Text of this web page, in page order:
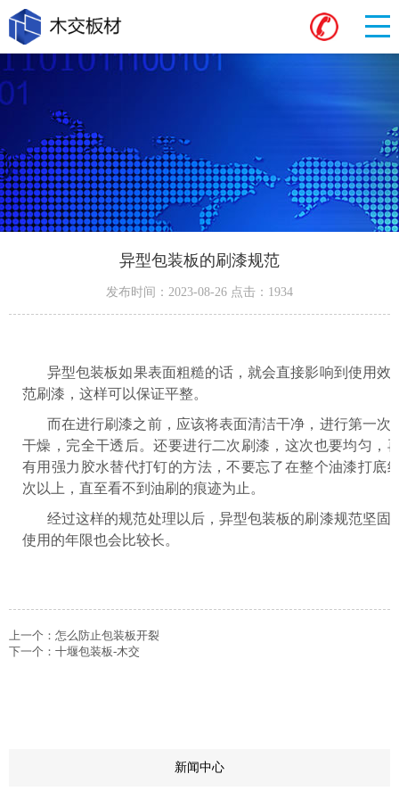
异型包装板的刷漆规范
发布时间：2023-08-26 点击：1934
异型包装板如果表面粗糙的话，就会直接影响到使用效
范刷漆，这样可以保证平整。
而在进行刷漆之前，应该将表面清洁干净，进行第一次
干燥，完全干透后。还要进行二次刷漆，这次也要均匀，
有用强力胶水替代打钉的方法，不要忘了在整个油漆打底
次以上，直至看不到油刷的痕迹为止。
经过这样的规范处理以后，异型包装板的刷漆规范坚固
使用的年限也会比较长。
上一个： 怎么防止包装板开裂
下一个： 十堰包装板-木交
新闻中心